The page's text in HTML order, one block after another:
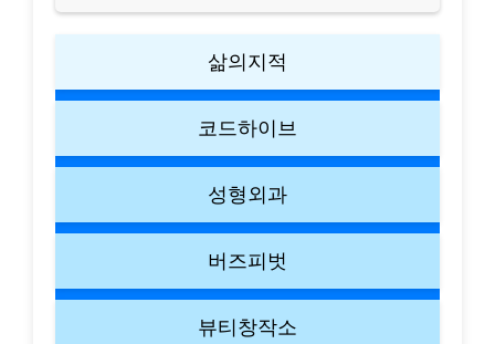
삶의지적
코드하이브
성형외과
버즈피벗
뷰티창작소